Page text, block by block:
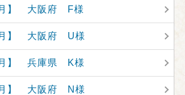
月】 大阪府 F様
月】 大阪府 U様
月】 兵庫県 K様
月】 大阪府 N様